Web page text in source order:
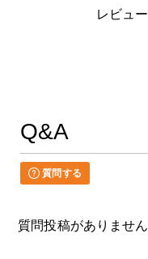
レビュ
Q&A
質問する
質問投稿がありませ